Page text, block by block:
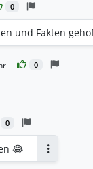
0
und Fakten
0
0
😂